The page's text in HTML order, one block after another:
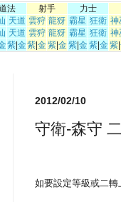
法 射手 力士
天道 雲狩 龍犽 霸星 狂衛 神
天道 雲狩 龍犽 霸星 狂衛 神
紫 金紫 金紫| 金紫| 金紫| 金紫|
2012/02/10
守衛-森守
如要設定等級或二轉